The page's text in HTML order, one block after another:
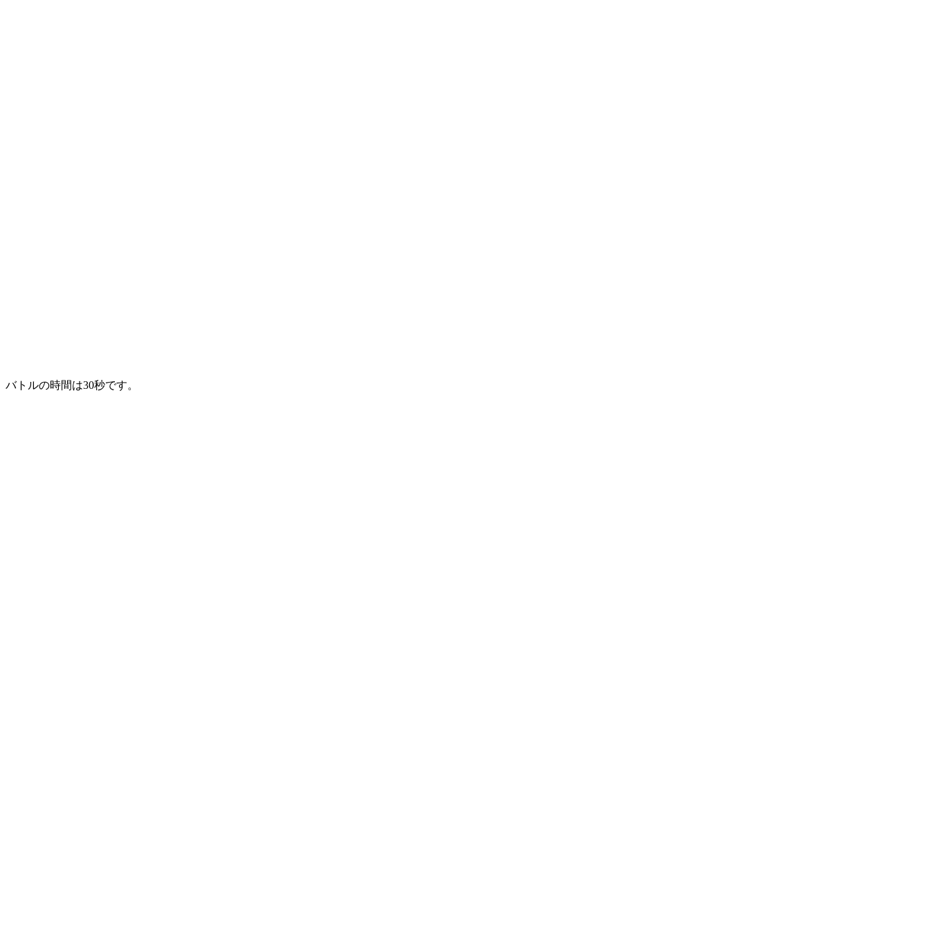
バトルの時間は30秒です。